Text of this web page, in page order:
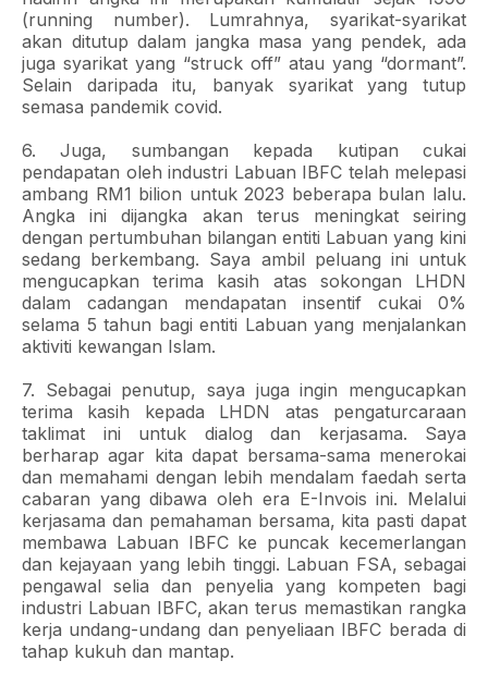
(running number). Lumrahnya, syarikat-syarikat
akan ditutup dalam jangka masa yang pendek, ada
juga syarikat yang “struck off” atau yang “dormant”.
Selain daripada itu, banyak syarikat yang tutup
semasa pandemik covid.
6. Juga, sumbangan kepada kutipan cukai
pendapatan oleh industri Labuan IBFC telah melepasi
ambang RM1 bilion untuk 2023 beberapa bulan lalu.
Angka ini dijangka akan terus meningkat seiring
dengan pertumbuhan bilangan entiti Labuan yang kini
sedang berkembang. Saya ambil peluang ini untuk
mengucapkan terima kasih atas sokongan LHDN
dalam cadangan mendapatan insentif cukai 0%
selama 5 tahun bagi entiti Labuan yang menjalankan
aktiviti kewangan Islam.
7. Sebagai penutup, saya juga ingin mengucapkan
terima kasih kepada LHDN atas pengaturcaraan
taklimat ini untuk dialog dan kerjasama. Saya
berharap agar kita dapat bersama-sama menerokai
dan memahami dengan lebih mendalam faedah serta
cabaran yang dibawa oleh era E-Invois ini. Melalui
kerjasama dan pemahaman bersama, kita pasti dapat
membawa Labuan IBFC ke puncak kecemerlangan
dan kejayaan yang lebih tinggi. Labuan FSA, sebagai
pengawal selia dan penyelia yang kompeten bagi
industri Labuan IBFC, akan terus memastikan rangka
kerja undang-undang dan penyeliaan IBFC berada di
tahap kukuh dan mantap.